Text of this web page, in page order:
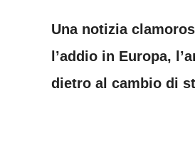
Una notizia
l’addio in Europa,
dietro al cambio di